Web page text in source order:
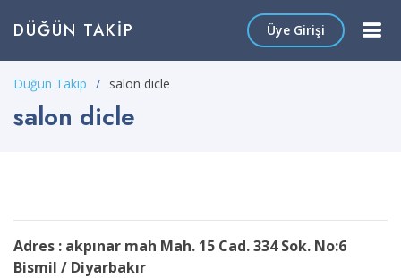
DÜĞÜN TAKIP Üye Girişi
Düğün Takip salon dicle
salon dicle
Adres : akpınar mah Mah. 15 Cad. 334 Sok. No:6
Bismil / Diyarbakır